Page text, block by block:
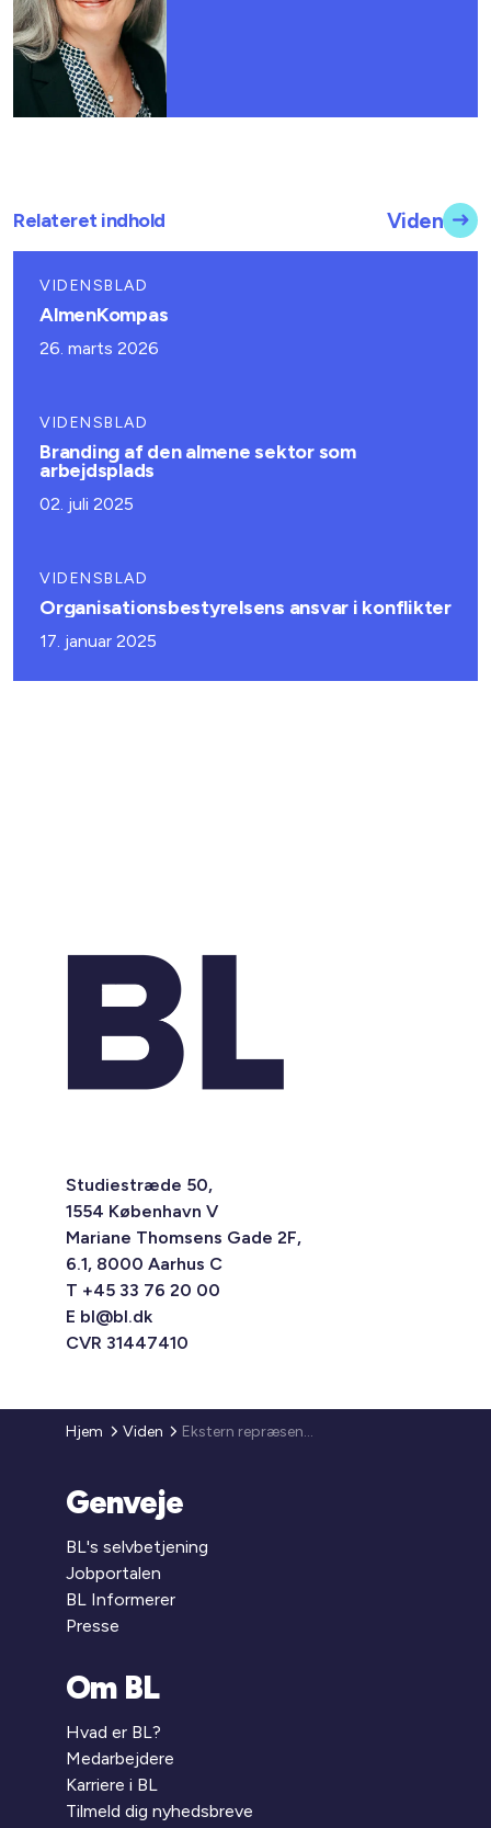
Relateret indhold Viden
VIDENSBLAD
AlmenKompas
26. marts 2026
VIDENSBLAD
Branding af den almene sektor som
arbejdsplads
02. juli 2025
VIDENSBLAD
Organisationsbestyrelsens ansvar i konflikter
17. januar 2025
Studiestræde 50,
1554 København V
Mariane Thomsens Gade 2F,
6.1, 8000 Aarhus C
T +45 33 76 20 00
E bl@bl.dk
CVR 31447410
Hjem Viden Ekstern repræsentation
Genveje
BL's selvbetjening
Jobportalen
BL Informerer
Presse
Om BL
Hvad er BL?
Medarbejdere
Karriere i BL
Tilmeld dig nyhedsbreve